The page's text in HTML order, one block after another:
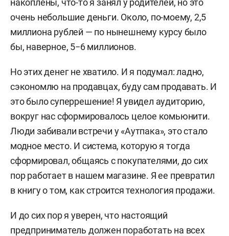
накоплены, что-то я занял у родителей, но это
очень небольшие деньги. Около, по-моему, 2,5
миллиона рублей — по нынешнему курсу было
бы, наверное, 5−6 миллионов.
Но этих денег не хватило. И я подумал: ладно,
сэкономлю на продавцах, буду сам продавать. И
это было суперрешение! Я увидел аудиторию,
вокруг нас сформировалось целое комьюнити.
Люди забивали встречи у «Аутпака», это стало
модное место. И система, которую я тогда
сформировал, общаясь с покупателями, до сих
пор работает в нашем магазине. Я ее превратил
в книгу о том, как строится технология продажи.
И до сих пор я уверен, что настоящий
предприниматель должен поработать на всех